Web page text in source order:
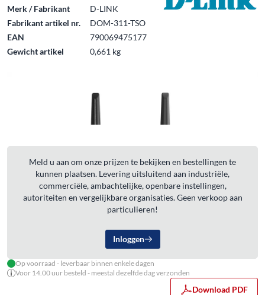
Merk / Fabrikant
D-LINK
Fabrikant artikel nr.
DOM-311-TSO
EAN
790069475177
Gewicht artikel
0,661 kg
Meld u aan om onze prijzen te bekijken en bestellingen te
kunnen plaatsen. Levering uitsluitend aan industriële,
commerciële, ambachtelijke, openbare instellingen,
autoriteiten en vergelijkbare organisaties. Geen verkoop aan
particulieren!
Inloggen
Op voorraad - leverbaar binnen enkele dagen
Voor 14.00 uur besteld - meestal dezelfde dag verzonden
Download PDF